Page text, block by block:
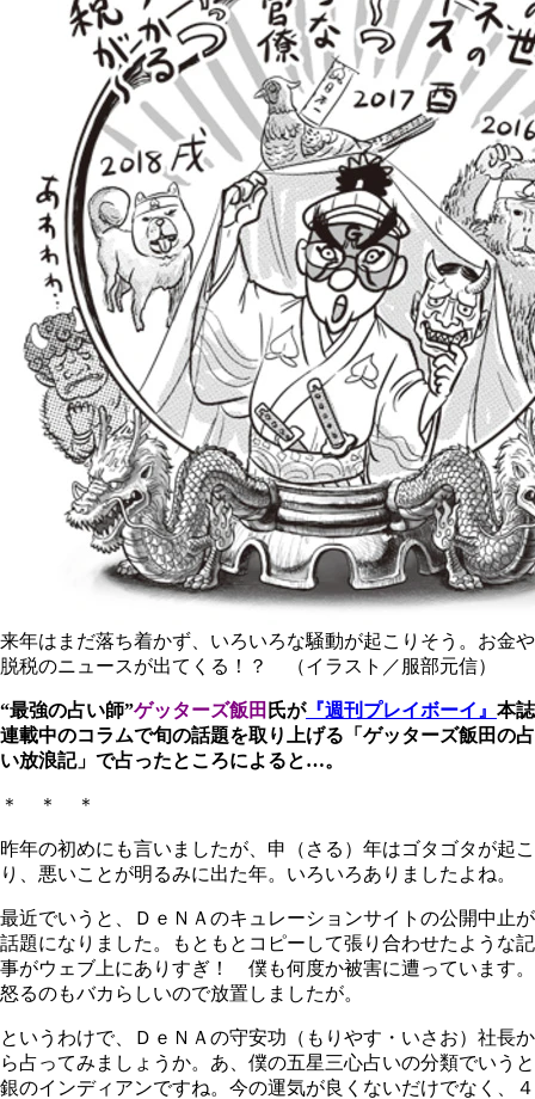
来年はまだ落ち着かず、いろいろな騒動が起こりそう。お金や
脱税のニュースが出てくる！？ （イラスト／服部元信）
“最強の占い師”ゲッターズ飯田 氏が『週刊プレイボーイ』 本誌
連載中のコラムで旬の話題を取り上げる「ゲッターズ飯田の占
い放浪記」で占ったところによると…。
＊ ＊ ＊
昨年の初めにも言いましたが、申（さる）年はゴタゴタが起こ
り、悪いことが明るみに出た年。いろいろありましたよね。
最近でいうと、ＤｅＮＡのキュレーションサイトの公開中止が
話題になりました。もともとコピーして張り合わせたような記
事がウェブ上にありすぎ！ 僕も何度か被害に遭っています。
怒るのもバカらしいので放置しましたが。
というわけで、ＤｅＮＡの守安功（もりやす・いさお）社長か
ら占ってみましょうか。あ、僕の五星三心占いの分類でいうと
銀のインディアンですね。今の運気が良くないだけでなく、４